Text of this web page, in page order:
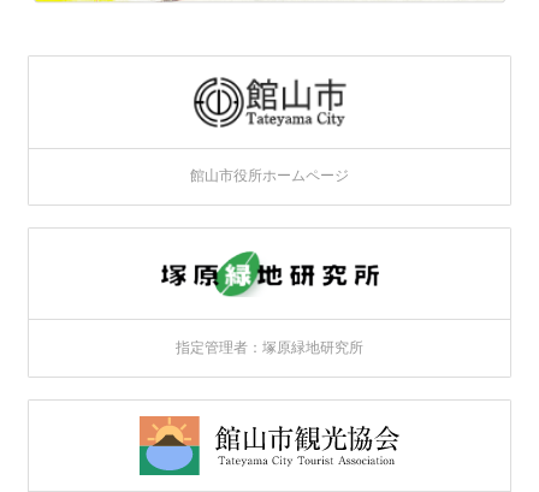
館山市役所ホームページ
指定管理者：塚原緑地研究所